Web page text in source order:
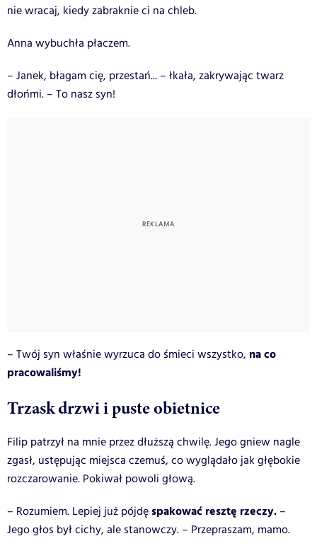
nie wracaj, kiedy zabraknie ci na chleb.
Anna wybuchła płaczem.
– Janek, błagam cię, przestań... – łkała, zakrywając twarz
dłońmi. – To nasz syn!
– Twój syn właśnie wyrzuca do śmieci wszystko, na co
pracowaliśmy!
Trzask drzwi i puste obietnice
Filip patrzył na mnie przez dłuższą chwilę. Jego gniew nagle
zgasł, ustępując miejsca czemuś, co wyglądało jak głębokie
rozczarowanie. Pokiwał powoli głową.
– Rozumiem. Lepiej już pójdęspakować resztę rzeczy. –
Jego głos był cichy, ale stanowczy. – Przepraszam, mamo.